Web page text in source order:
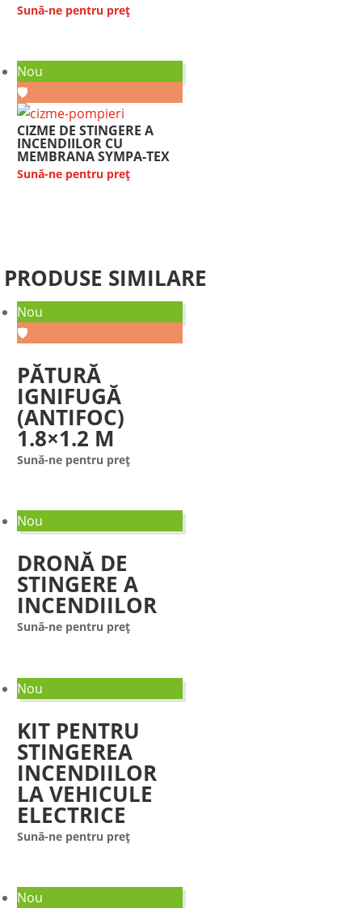
Sună-ne pentru preț
Nou
🛡️
CIZME DE STINGERE A
INCENDIILOR CU
MEMBRANA SYMPA-TEX
Sună-ne pentru preț
PRODUSE SIMILARE
Nou
🛡️
PĂTURĂ
IGNIFUGĂ
(ANTIFOC)
1.8×1.2 M
Sună-ne pentru preț
Nou
DRONĂ DE
STINGERE A
INCENDIILOR
Sună-ne pentru preț
Nou
KIT PENTRU
STINGEREA
INCENDIILOR
LA VEHICULE
ELECTRICE
Sună-ne pentru preț
Nou